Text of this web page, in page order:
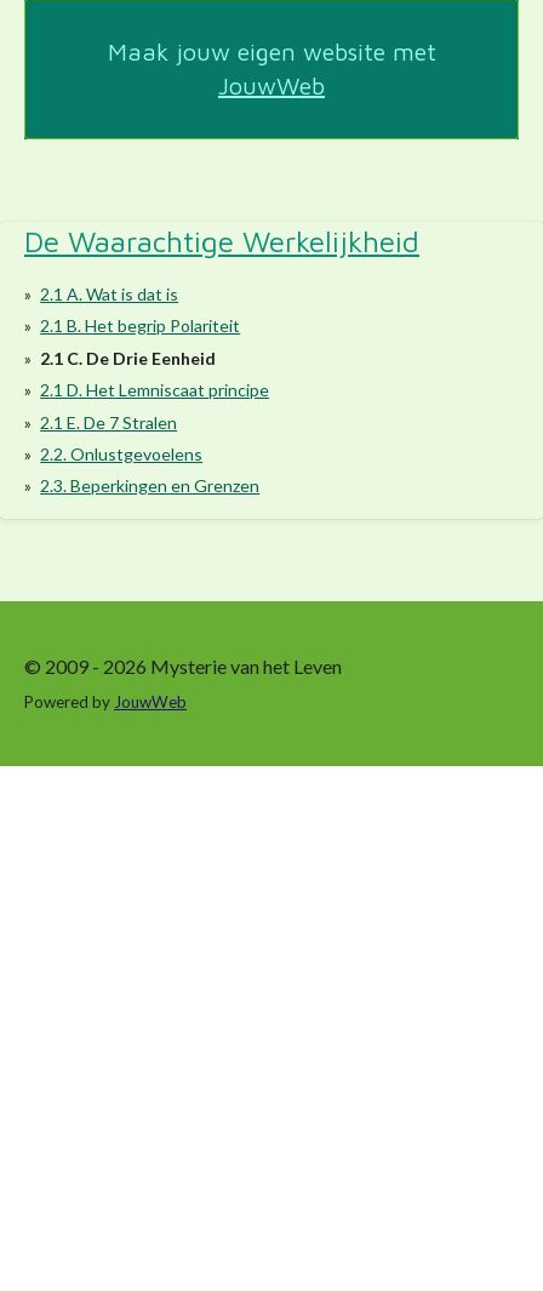
Maak jouw eigen website met
JouwWeb
De Waarachtige Werkelijkheid
2.1 A. Wat is dat is
2.1 B. Het begrip Polariteit
2.1 C. De Drie Eenheid
2.1 D. Het Lemniscaat principe
2.1 E. De 7 Stralen
2.2. Onlustgevoelens
2.3. Beperkingen en Grenzen
© 2009 - 2026 Mysterie van het Leven
Powered by JouwWeb